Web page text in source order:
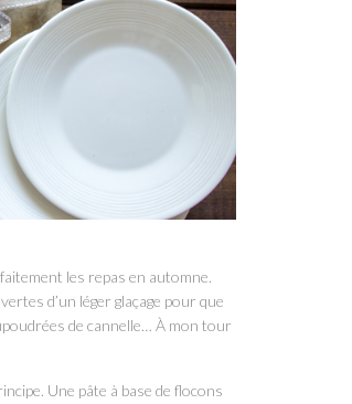
les repas en automne.
d’un léger glaçage pour que
de cannelle… À mon tour
Une pâte à base de flocons